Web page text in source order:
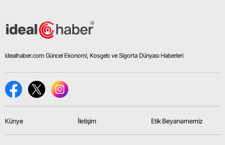
idealhaber.com Güncel Ekonomi, Kosgeb ve Sigorta Dünyası Haberleri
Künye İletişim Etik Beyanamemiz